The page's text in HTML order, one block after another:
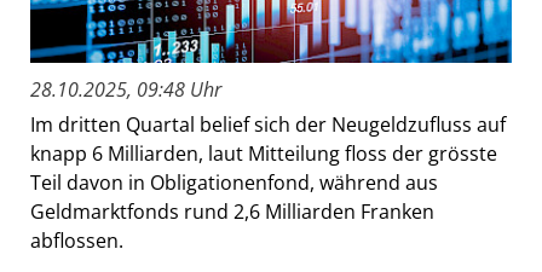
28.10.2025, 09:48 Uhr
Im dritten Quartal belief sich der Neugeldzufluss auf
knapp 6 Milliarden, laut Mitteilung floss der grösste
Teil davon in Obligationenfond, während aus
Geldmarktfonds rund 2,6 Milliarden Franken
abflossen.